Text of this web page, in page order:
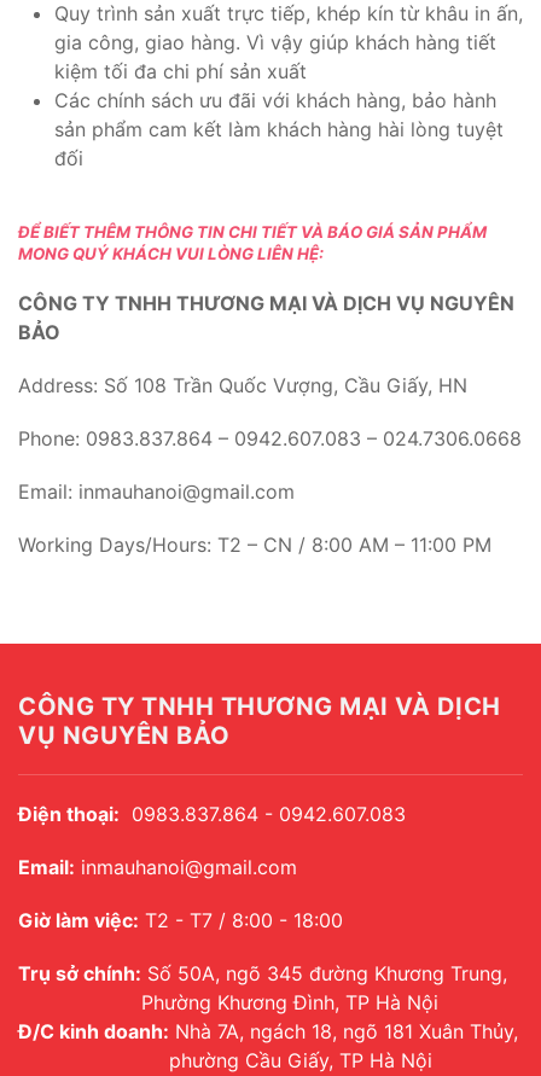
Quy trình sản xuất trực tiếp, khép kín từ khâu in ấn,
gia công, giao hàng. Vì vậy giúp khách hàng tiết
kiệm tối đa chi phí sản xuất
Các chính sách ưu đãi với khách hàng, bảo hành
sản phẩm cam kết làm khách hàng hài lòng tuyệt
đối
ĐỂ BIẾT THÊM THÔNG TIN CHI TIẾT VÀ BÁO GIÁ SẢN PHẨM
MONG QUÝ KHÁCH VUI LÒNG LIÊN HỆ:
CÔNG TY TNHH THƯƠNG MẠI VÀ DỊCH VỤ NGUYÊN
BẢO
Address: Số 108 Trần Quốc Vượng, Cầu Giấy, HN
Phone: 0983.837.864 – 0942.607.083 – 024.7306.0668
Email: inmauhanoi@gmail.com
Working Days/Hours: T2 – CN / 8:00 AM – 11:00 PM
CÔNG TY TNHH THƯƠNG MẠI VÀ DỊCH
VỤ NGUYÊN BẢO
Điện thoại: 0983.837.864 - 0942.607.083
Email: inmauhanoi@gmail.com
Giờ làm việc: T2 - T7 / 8:00 - 18:00
Trụ sở chính: Số 50A, ngõ 345 đường Khương Trung,
Phường Khương Đình, TP Hà Nội
Đ/C kinh doanh: Nhà 7A, ngách 18, ngõ 181 Xuân Thủy,
phường Cầu Giấy, TP Hà Nội